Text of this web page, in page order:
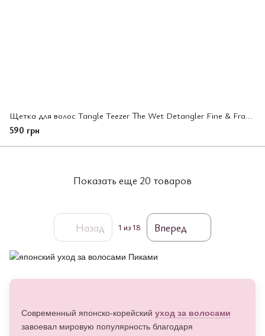
Щетка для волос Tangle Teezer The Wet Detangler Fine & Fragile Pink Whisper
590 грн
Показать еще 20 товаров
Назад 1 из 18 Вперед
Современный японско-корейский уход за волосами
завоевал мировую популярность благодаря